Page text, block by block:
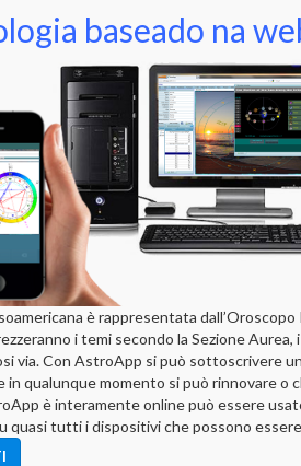
baseado na
è rappresentata
i temi secondo la Sezione Aurea,
via. Con AstroApp si può sottoscrivere
in qualunque momento si può rinnovare o
è interamente online può essere
quasi tutti i dispositivi che possono